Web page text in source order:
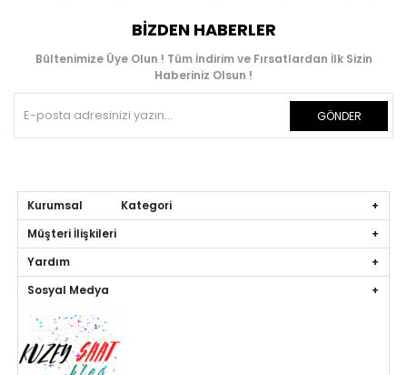
BIZDEN HABERLER
Bültenimize Üye Olun ! Tüm İndirim ve Fırsatlardan İlk Sizin
Haberiniz Olsun !
GÖNDER
Kurumsal Kategori
Müşteri İlişkileri
Yardım
Sosyal Medya